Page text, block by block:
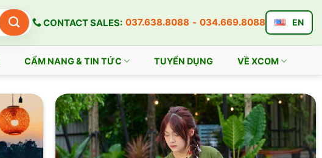
CONTACT SALES: 037.638.8088 - 034.669.8088 EN
CẨM NANG & TIN TỨC TUYỂN DỤNG VỀ XCOM